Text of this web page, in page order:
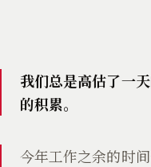
我们总是高估了一
的积累。
今年工作之余的时